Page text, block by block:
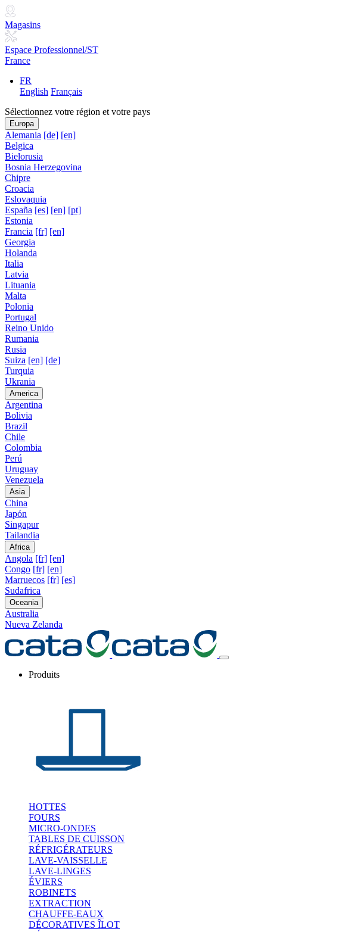
Magasins
Espace Professionnel/ST
France
FR
English Français
Sélectionnez votre région et votre pays
Europa
Alemania [de] [en]
Belgica
Bielorusia
Bosnia Herzegovina
Chipre
Croacia
Eslovaquia
España [es] [en] [pt]
Estonia
Francia [fr] [en]
Georgia
Holanda
Italia
Latvia
Lituania
Malta
Polonia
Portugal
Reino Unido
Rumania
Rusia
Suiza [en] [de]
Turquia
Ukrania
America
Argentina
Bolivia
Brazil
Chile
Colombia
Perú
Uruguay
Venezuela
Asia
China
Japón
Singapur
Tailandia
Africa
Angola [fr] [en]
Congo [fr] [en]
Marruecos [fr] [es]
Sudafrica
Oceania
Australia
Nueva Zelanda
Produits
HOTTES
FOURS
MICRO-ONDES
TABLES DE CUISSON
RÉFRIGÉRATEURS
LAVE-VAISSELLE
LAVE-LINGES
ÉVIERS
ROBINETS
EXTRACTION
CHAUFFE-EAUX
DÉCORATIVES ÎLOT